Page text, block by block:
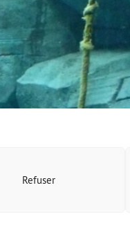
Refuser